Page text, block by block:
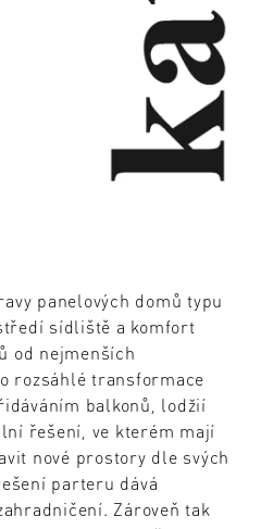
panelových domů typu
sídliště a komfort
od nejmenších
rozsáhlé transformace
balkonů, lodžií
řešení, ve kterém mají
nové prostory dle svých
parteru dává
Zároveň tak